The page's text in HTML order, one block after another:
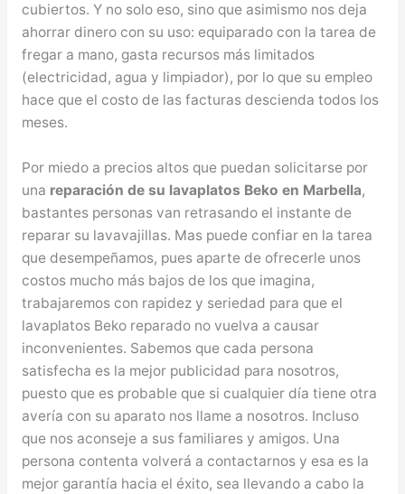
cubiertos. Y no solo eso, sino que asimismo nos deja
ahorrar dinero con su uso: equiparado con la tarea de
fregar a mano, gasta recursos más limitados
(electricidad, agua y limpiador), por lo que su empleo
hace que el costo de las facturas descienda todos los
meses.
Por miedo a precios altos que puedan solicitarse por
una reparación de su lavaplatos Beko en Marbella,
bastantes personas van retrasando el instante de
reparar su lavavajillas. Mas puede confiar en la tarea
que desempeñamos, pues aparte de ofrecerle unos
costos mucho más bajos de los que imagina,
trabajaremos con rapidez y seriedad para que el
lavaplatos Beko reparado no vuelva a causar
inconvenientes. Sabemos que cada persona
satisfecha es la mejor publicidad para nosotros,
puesto que es probable que si cualquier día tiene otra
avería con su aparato nos llame a nosotros. Incluso
que nos aconseje a sus familiares y amigos. Una
persona contenta volverá a contactarnos y esa es la
mejor garantía hacia el éxito, sea llevando a cabo la